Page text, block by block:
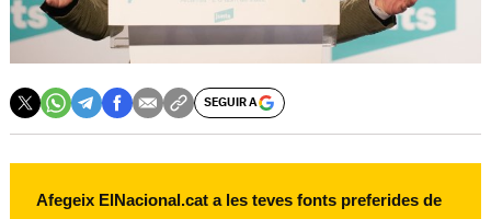
SEGUIR A
Afegeix ElNacional.cat a les teves fonts preferides de